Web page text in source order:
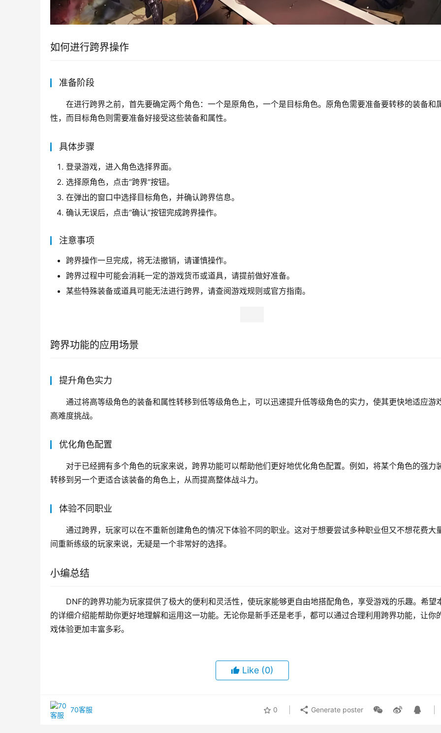
如何进行跨界操作
准备阶段
在进行跨界之前，首先要确定两个角色：一个是原角色，一个是目标角色。原角色需要准备要转移的装备和
性，而目标角色则需要准备好接受这些装备和属性。
具体步骤
登录游戏，进入角色选择界面。
选择原角色，点击“跨界”按钮。
在弹出的窗口中选择目标角色，并确认跨界信息。
确认无误后，点击“确认”按钮完成跨界操作。
注意事项
跨界操作一旦完成，将无法撤销，请谨慎操作。
跨界过程中可能会消耗一定的游戏货币或道具，请提前做好准备。
某些特殊装备或道具可能无法进行跨界，请查阅游戏规则或官方指南。
跨界功能的应用场景
提升角色实力
通过将高等级角色的装备和属性转移到低等级角色上，可以迅速提升低等级角色的实力，使其更快地适应游
高难度挑战。
优化角色配置
对于已经拥有多个角色的玩家来说，跨界功能可以帮助他们更好地优化角色配置。例如，将某个角色的强力
转移到另一个更适合该装备的角色上，从而提高整体战斗力。
体验不同职业
通过跨界，玩家可以在不重新创建角色的情况下体验不同的职业。这对于想要尝试多种职业但又不想花费大
间重新练级的玩家来说，无疑是一个非常好的选择。
小编总结
DNF的跨界功能为玩家提供了极大的便利和灵活性，使玩家能够更自由地搭配角色，享受游戏的乐趣。希望
的详细介绍能帮助你更好地理解和运用这一功能。无论你是新手还是老手，都可以通过合理利用跨界功能，让你
戏体验更加丰富多彩。
Like (0)
70客服 0 Generate poster